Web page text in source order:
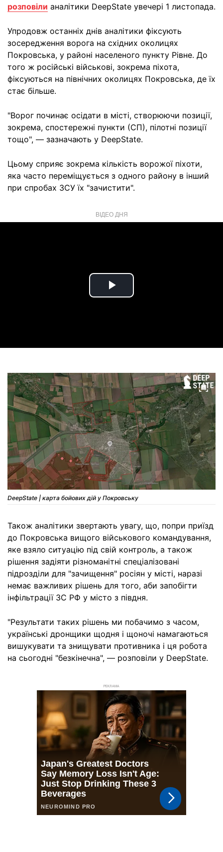
розповіли аналітики DeepState увечері 1 листопада.
Упродовж останніх днів аналітики фіксують
зосередження ворога на східних околицях
Покровська, у районі населеного пункту Рівне. До
того ж російські військові, зокрема піхота,
фіксуються на північних околицях Покровська, де їх
стає більше.
"Ворог починає осідати в місті, створюючи позиції,
зокрема, спостережні пункти (СП), пілотні позиції
тощо", — зазначають у DeepState.
Цьому сприяє зокрема кількість ворожої піхоти,
яка часто переміщується з одного району в інший
при спробах ЗСУ їх "зачистити".
ВІДЕО ДНЯ
Play
DeepState | карта бойових дій у Покровську
Також аналітики звертають увагу, що, попри приїзд
до Покровська вищого військового командування,
яке взяло ситуацію під свій контроль, а також
рішення задіяти різноманітні спеціалізовані
підрозділи для "зачищення" росіян у місті, наразі
немає важливих рішень для того, аби запобігти
інфільтрації ЗС РФ у місто з півдня.
"Результати таких рішень ми побачимо з часом,
українські дронщики щодня і щоночі намагаються
вишукувати та знищувати противника і ця робота
на сьогодні "безкінечна", — розповіли у DeepState.
РЕКЛАМА